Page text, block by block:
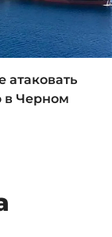
атаковать
в Черном